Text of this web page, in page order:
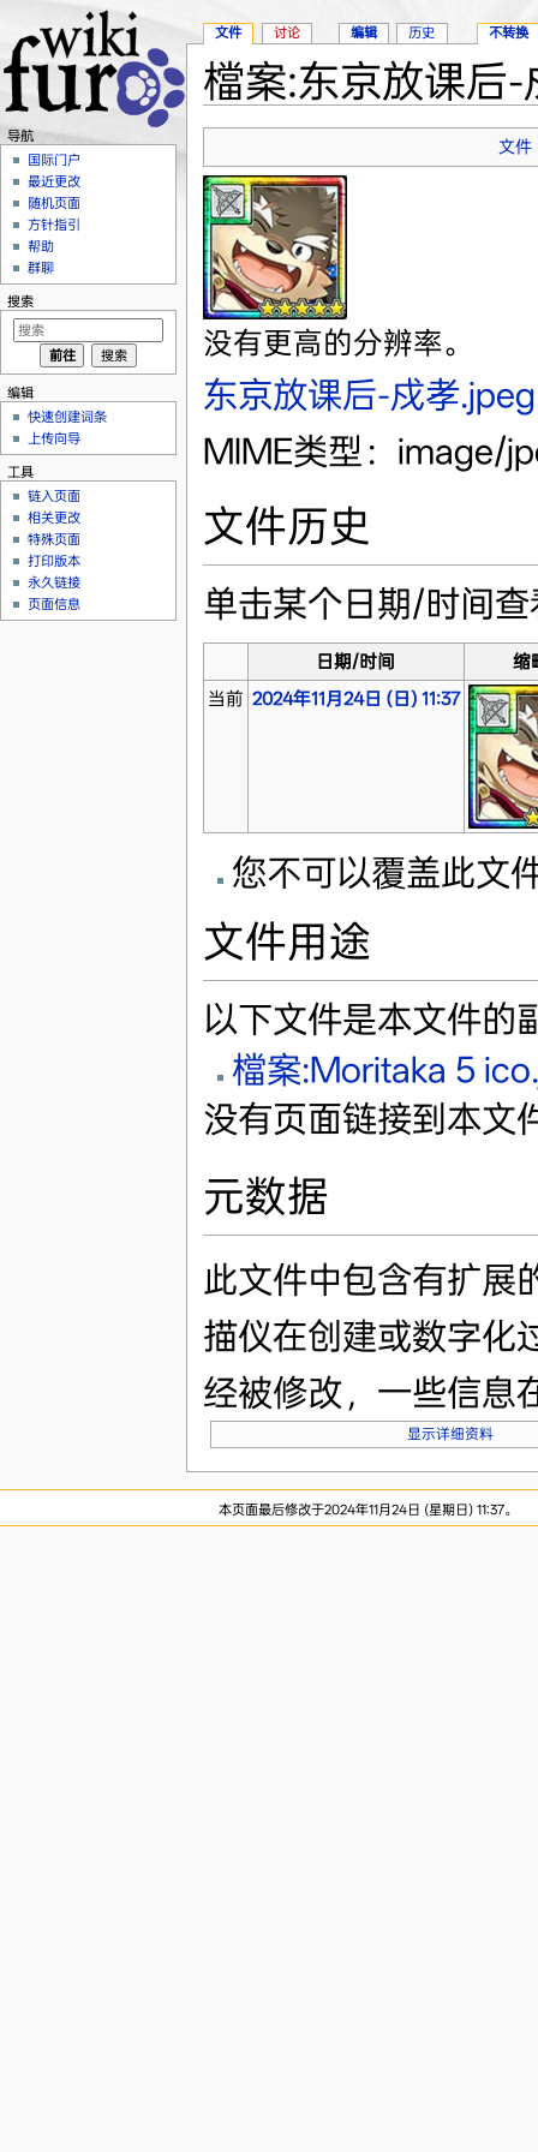
檔案:东京放课后-
文件
没有更高的分辨率。
东京放课后-戍孝.jpeg
MIME类型：image/
文件历史
单击某个日期/时间
日期/时间
缩
当前 2024年11月24日 (日) 11:37
您不可以覆盖此文
文件用途
以下文件是本文件的
檔案:Moritaka 5
没有页面链接到本文
元数据
此文件中包含有扩展
描仪在创建或数字化
经被修改，一些信息
显示详细资料
文件 讨论 编辑 历史 不转换
导航
国际门户
最近更改
随机页面
方针指引
帮助
群聊
搜索
编辑
快速创建词条
上传向导
工具
链入页面
相关更改
特殊页面
打印版本
永久链接
页面信息
本页面最后修改于2024年11月24日 (星期日) 11:37。